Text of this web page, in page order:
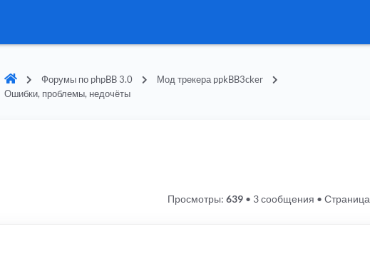
Форумы по phpBB 3.0
Мод трекера ppkBB3cker
Ошибки, проблемы, недочёты
3 сообщения • Страница
Просмотры: 639 •